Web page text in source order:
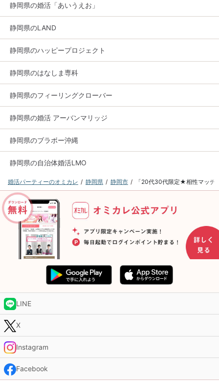
静岡県の婚活「あいうえお」
静岡県のLAND
静岡県のハッピープロジェクト
静岡県のはなしま専科
静岡県のフィーリングクローバー
静岡県の婚活 アーバンマリッジ
静岡県のブラボー沖縄
静岡県の自治体婚活LMO
婚活パーティーのオミカレ 静岡県 静岡市 「20代30代限定★相性マッチ
LINE
X
Instagram
Facebook